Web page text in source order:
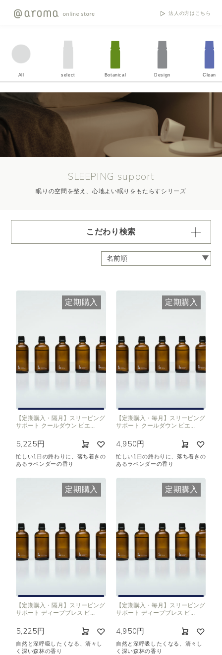
法人の方はこちら
All select Botanical Design Clean
SLEEPING support
眠りの空間を整え、心地よい眠りをもたらすシリーズ
こだわり検索
容量・用途で絞り込む ※一つお選びください
定期 業務用オイル250ml
頻度で絞り込む ※一つお選びください
毎月お届け 隔月お届け 3か月に1度
定期購入
【定期購入・隔月】スリーピング
サポート クールダウン ピエ...
5,225円
忙しい1日の終わりに、落ち着きの
あるラベンダーの香り
定期購入
【定期購入・毎月】スリーピング
サポート クールダウン ピエ...
4,950円
忙しい1日の終わりに、落ち着きの
あるラベンダーの香り
定期購入
【定期購入・隔月】スリーピング
サポート ディープブレス ピ...
5,225円
自然と深呼吸したくなる、清々し
く深い森林の香り
定期購入
【定期購入・毎月】スリーピング
サポート ディープブレス ピ...
4,950円
自然と深呼吸したくなる、清々し
く深い森林の香り